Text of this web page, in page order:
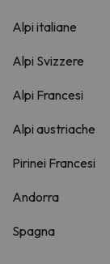
Alpi italiane
Alpi Svizzere
Alpi Francesi
Alpi austriache
Pirinei Francesi
Andorra
Spagna